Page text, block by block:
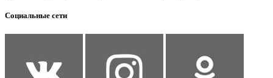
Социальные сети